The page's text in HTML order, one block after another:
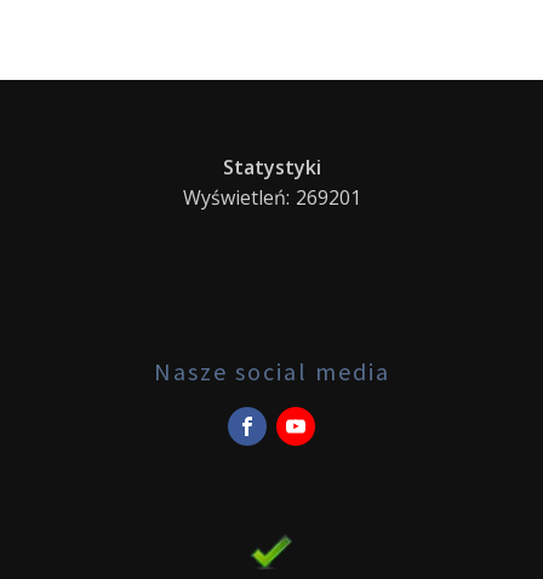
Statystyki
Wyświetleń: 269201
Nasze social media